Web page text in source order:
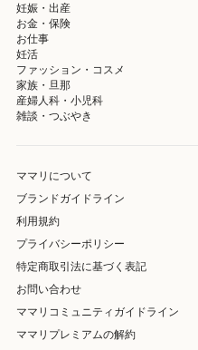
妊娠・出産
お金・保険
お仕事
妊活
ファッション・コスメ
家族・旦那
産婦人科・小児科
雑談・つぶやき
ママリについて
ブランドガイドライン
利用規約
プライバシーポリシー
特定商取引法に基づく表記
お問い合わせ
ママリコミュニティガイドライン
ママリプレミアムの解約